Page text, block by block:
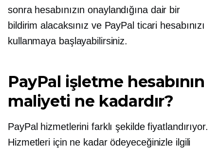
sonra hesabınızın onaylandığına dair bir
bildirim alacaksınız ve PayPal ticari hesabınızı
kullanmaya başlayabilirsiniz.
PayPal işletme hesabının
maliyeti ne kadardır?
PayPal hizmetlerini farklı şekilde fiyatlandırıyor.
Hizmetleri için ne kadar ödeyeceğinizle ilgili